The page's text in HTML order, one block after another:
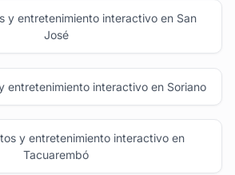
y entretenimiento interactivo en San
José
entretenimiento interactivo en Soriano
y entretenimiento interactivo en
Tacuarembó